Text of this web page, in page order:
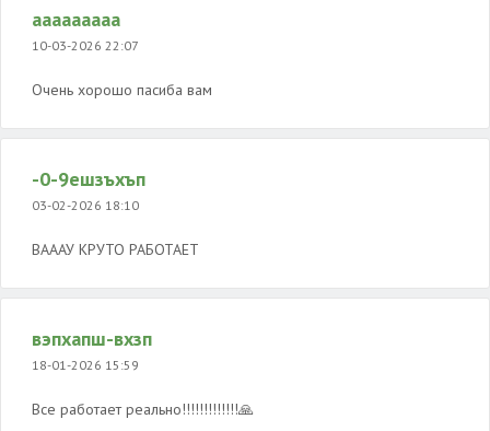
ааааааааа
10-03-2026 22:07
Очень хорошо пасиба вам
-0-9ешзъхъп
03-02-2026 18:10
ВАААУ КРУТО РАБОТАЕТ
вэпхапш-вхзп
18-01-2026 15:59
Все работает реально!!!!!!!!!!!!!🙏